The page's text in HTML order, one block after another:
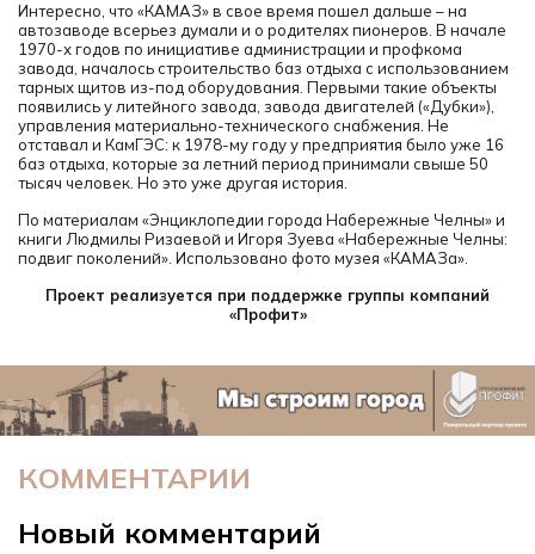
Интересно, что «КАМАЗ» в свое время пошел дальше – на
автозаводе всерьез думали и о родителях пионеров. В начале
1970-х годов по инициативе администрации и профкома
завода, началось строительство баз отдыха с использованием
тарных щитов из-под оборудования. Первыми такие объекты
появились у литейного завода, завода двигателей («Дубки»),
управления материально-технического снабжения. Не
отставал и КамГЭС: к 1978-му году у предприятия было уже 16
баз отдыха, которые за летний период принимали свыше 50
тысяч человек. Но это уже другая история.
По материалам «Энциклопедии города Набережные Челны» и
книги Людмилы Ризаевой и Игоря Зуева «Набережные Челны:
подвиг поколений». Использовано фото музея «КАМАЗа».
Проект реализуется при поддержке группы компаний
«Профит»
КОММЕНТАРИИ
Новый комментарий